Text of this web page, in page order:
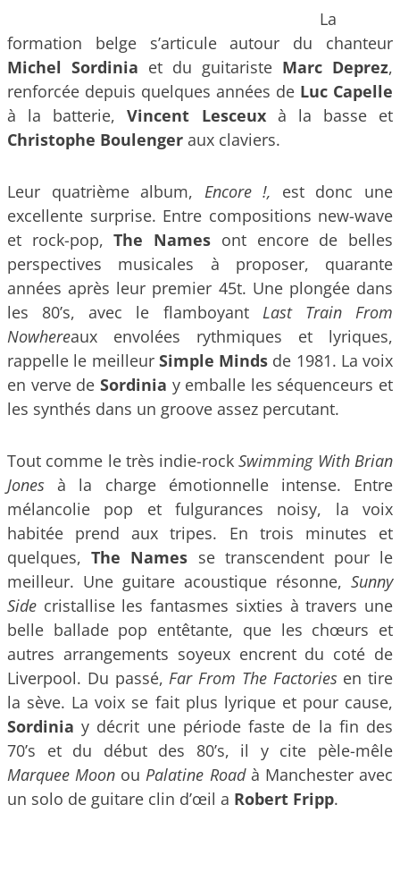
La
formation belge s’articule autour du chanteur
Michel Sordinia et du guitariste Marc Deprez,
renforcée depuis quelques années de Luc Capelle
à la batterie,Vincent Lesceuxà la basse et
Christophe Boulenger aux claviers.
Leur quatrième album, Encore !, est donc une
excellente surprise. Entre compositions new-wave
et rock-pop,The Names ont encore de belles
perspectives musicales à proposer, quarante
années après leur premier 45t. Une plongée dans
les 80’s, avec le flamboyant Last Train From
Nowhereaux envolées rythmiques et lyriques,
rappelle le meilleurSimple Minds de 1981. La voix
en verve de Sordinia y emballe les séquenceurs et
les synthés dans un groove assez percutant.
Tout comme le très indie-rockSwimming With Brian
Jones à la charge émotionnelle intense. Entre
mélancolie pop et fulgurances noisy, la voix
habitée prend aux tripes. En trois minutes et
quelques,The Names se transcendent pour le
meilleur. Une guitare acoustique résonne, Sunny
Side cristallise les fantasmes sixties à travers une
belle ballade pop entêtante, que les chœurs et
autres arrangements soyeux encrent du coté de
Liverpool. Du passé, Far From The Factoriesen tire
la sève. La voix se fait plus lyrique et pour cause,
Sordinia y décrit une période faste de la fin des
70’s et du début des 80’s, il y cite pèle-mêle
Marquee Moon ou Palatine Roadà Manchester avec
un solo de guitare clin d’œil a Robert Fripp.